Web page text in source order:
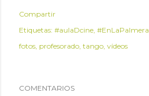
Compartir
Etiquetas: #aulaDcine #EnLaPalmera
fotos profesorado tango vídeos
COMENTARIOS